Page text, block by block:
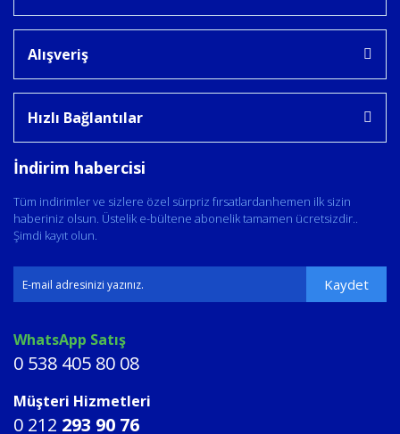
Alışveriş
Hızlı Bağlantılar
İndirim habercisi
Tüm indirimler ve sizlere özel sürpriz fırsatlardanhemen ilk sizin
haberiniz olsun. Üstelik e-bültene abonelik tamamen ücretsizdir..
Şimdi kayıt olun.
Kaydet
WhatsApp Satış
0 538 405 80 08
Müşteri Hizmetleri
0 212 293 90 76